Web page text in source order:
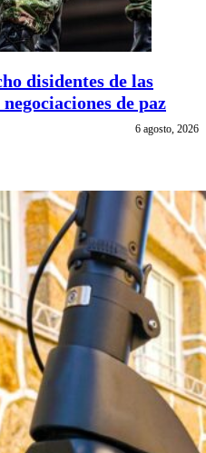
disidentes de las
de paz
6 agosto, 2026